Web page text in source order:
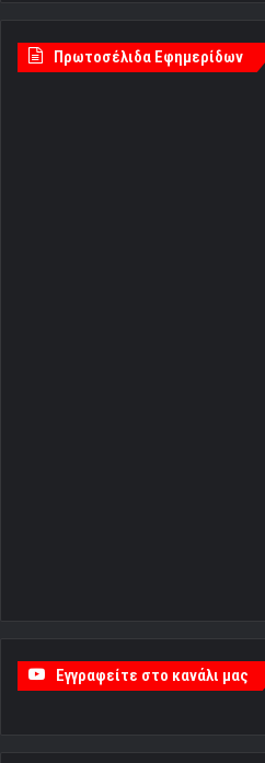
Πρωτοσέλιδα Εφημερίδων
Εγγραφείτε στο κανάλι μας